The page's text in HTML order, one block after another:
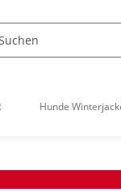
Hunde